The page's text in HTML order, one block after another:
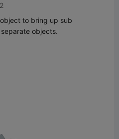
to bring up sub
objects.